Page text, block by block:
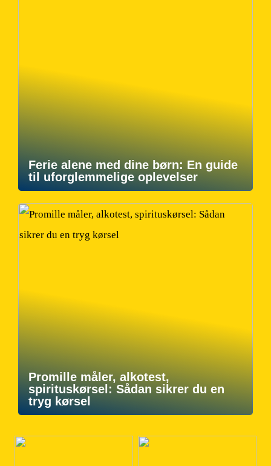
Ferie alene med dine børn: En guide
til uforglemmelige oplevelser
Promille måler, alkotest,
spirituskørsel: Sådan sikrer du en
tryg kørsel